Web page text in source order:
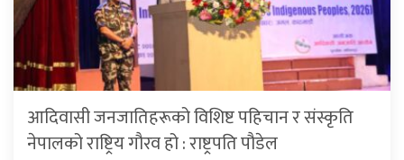
आदिवासी जनजातिहरूको विशिष्ट पहिचान र संस्कृति
नेपालको राष्ट्रिय गौरव हो : राष्ट्रपति पौडेल